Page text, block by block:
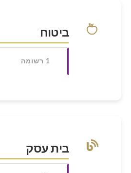
ביטוח
1 רשומה
בית עסק